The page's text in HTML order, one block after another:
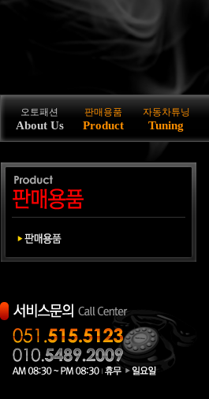
오토패션
About Us
판매용품
Product
자동차튜닝
Tuning